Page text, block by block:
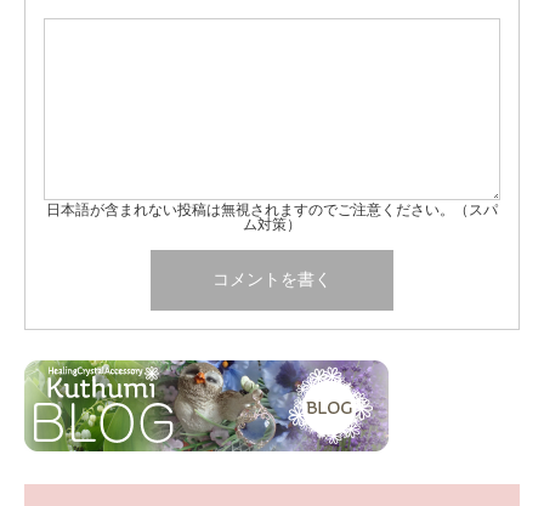
日本語が含まれない投稿は無視されますのでご注意ください。（スパ
ム対策）